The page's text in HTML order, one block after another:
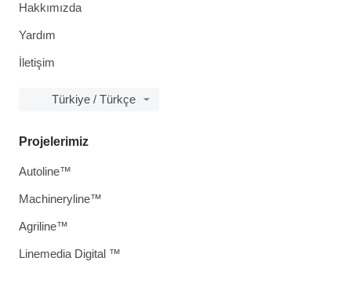
Hakkımızda
Yardım
İletişim
Türkiye / Türkçe
Projelerimiz
Autoline™
Machineryline™
Agriline™
Linemedia Digital ™